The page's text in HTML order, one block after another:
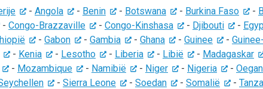
- Angola - Benin - Botswana - Burkina Faso -
- Congo-Brazzaville - Congo-Kinshasa - Djibouti -
- Gabon - Gambia - Ghana - Guinee -
- Kenia - Lesotho - Liberia - Libië - Madagaskar
- Mozambique - Namibië - Niger - Nigeria -
- Sierra Leone - Soedan - Somalië -